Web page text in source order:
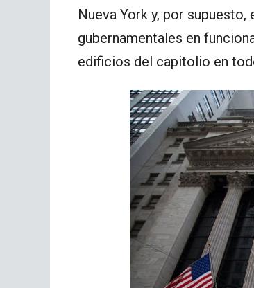
Nueva York y, por
gubernamentales en
edificios del capitolio en